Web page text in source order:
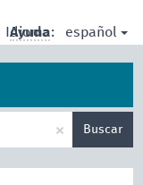
Idioma: español
Ayuda
× Buscar